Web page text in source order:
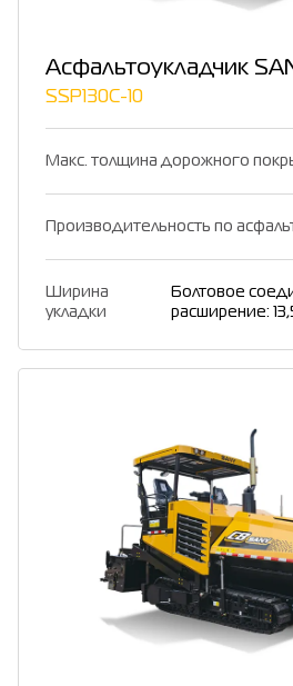
Асфальтоукладчик
SSP130C-10
Макс. толщина дорожного
Производительность по
Ширина
укладки
Болтовое
расширение: